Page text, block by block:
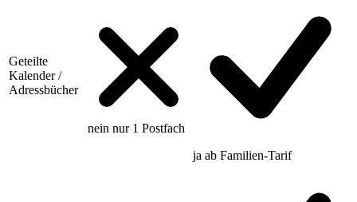
Geteilte
Kalender /
Adressbücher
nein nur 1 Postfach
ja ab Familien-Tarif